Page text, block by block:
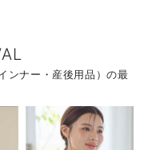
ンナー・産後用品）の最